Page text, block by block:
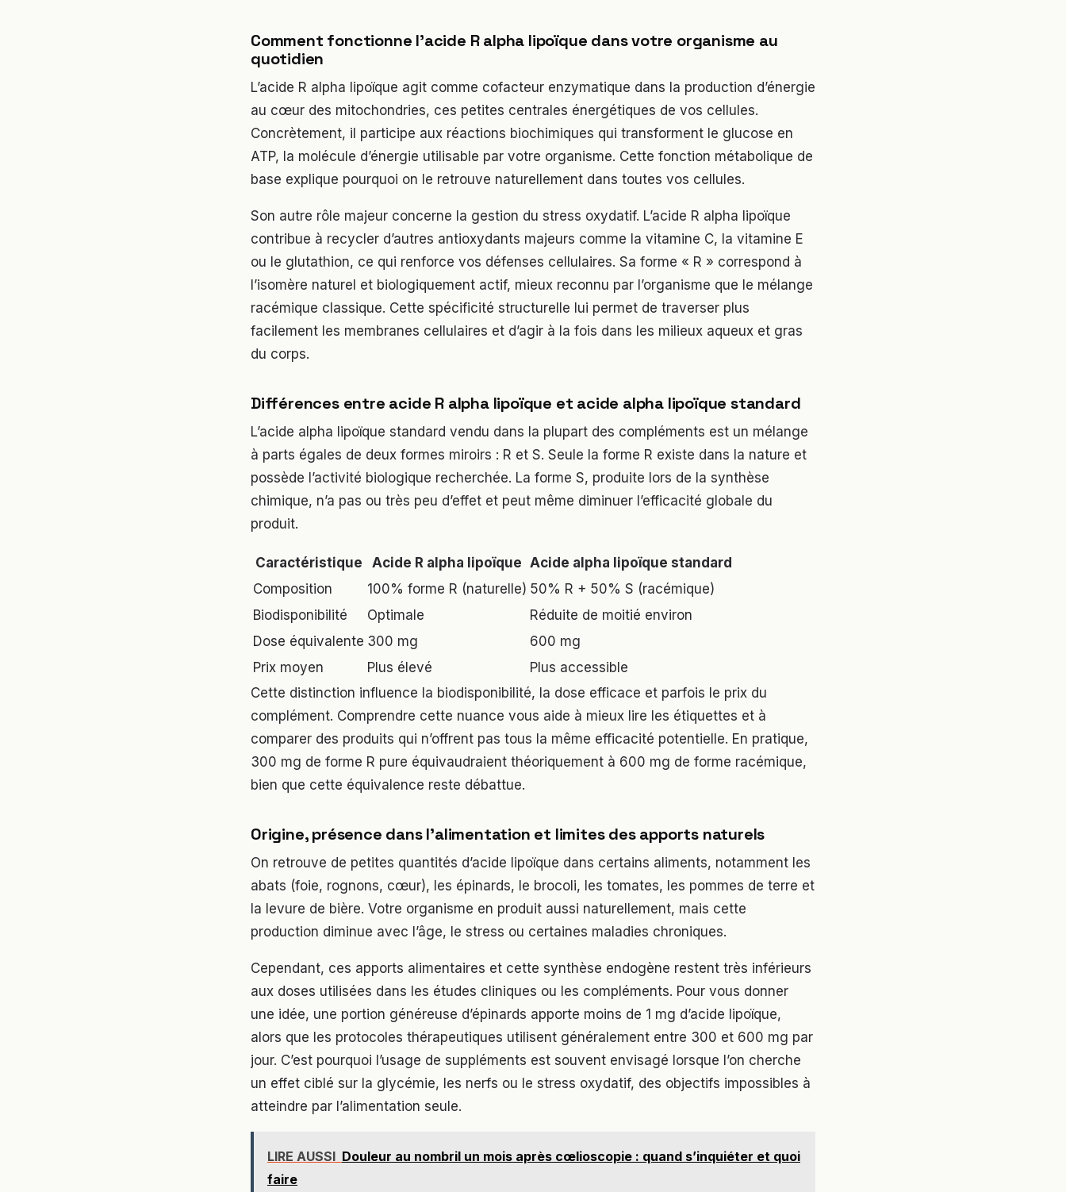
Comment fonctionne l’acide R alpha lipoïque dans votre organisme au
quotidien
L’acide R alpha lipoïque agit comme cofacteur enzymatique dans la production d’énergie
au cœur des mitochondries, ces petites centrales énergétiques de vos cellules.
Concrètement, il participe aux réactions biochimiques qui transforment le glucose en
ATP, la molécule d’énergie utilisable par votre organisme. Cette fonction métabolique de
base explique pourquoi on le retrouve naturellement dans toutes vos cellules.
Son autre rôle majeur concerne la gestion du stress oxydatif. L’acide R alpha lipoïque
contribue à recycler d’autres antioxydants majeurs comme la vitamine C, la vitamine E
ou le glutathion, ce qui renforce vos défenses cellulaires. Sa forme « R » correspond à
l’isomère naturel et biologiquement actif, mieux reconnu par l’organisme que le mélange
racémique classique. Cette spécificité structurelle lui permet de traverser plus
facilement les membranes cellulaires et d’agir à la fois dans les milieux aqueux et gras
du corps.
Différences entre acide R alpha lipoïque et acide alpha lipoïque standard
L’acide alpha lipoïque standard vendu dans la plupart des compléments est un mélange
à parts égales de deux formes miroirs : R et S. Seule la forme R existe dans la nature et
possède l’activité biologique recherchée. La forme S, produite lors de la synthèse
chimique, n’a pas ou très peu d’effet et peut même diminuer l’efficacité globale du
produit.
Caractéristique Acide R alpha lipoïque Acide alpha lipoïque standard
Composition
100% forme R (naturelle) 50% R + 50% S (racémique)
Biodisponibilité
Optimale
Réduite de moitié environ
Dose équivalente 300 mg
600 mg
Prix moyen
Plus élevé
Plus accessible
Cette distinction influence la biodisponibilité, la dose efficace et parfois le prix du
complément. Comprendre cette nuance vous aide à mieux lire les étiquettes et à
comparer des produits qui n’offrent pas tous la même efficacité potentielle. En pratique,
300 mg de forme R pure équivaudraient théoriquement à 600 mg de forme racémique,
bien que cette équivalence reste débattue.
Origine, présence dans l’alimentation et limites des apports naturels
On retrouve de petites quantités d’acide lipoïque dans certains aliments, notamment les
abats (foie, rognons, cœur), les épinards, le brocoli, les tomates, les pommes de terre et
la levure de bière. Votre organisme en produit aussi naturellement, mais cette
production diminue avec l’âge, le stress ou certaines maladies chroniques.
Cependant, ces apports alimentaires et cette synthèse endogène restent très inférieurs
aux doses utilisées dans les études cliniques ou les compléments. Pour vous donner
une idée, une portion généreuse d’épinards apporte moins de 1 mg d’acide lipoïque,
alors que les protocoles thérapeutiques utilisent généralement entre 300 et 600 mg par
jour. C’est pourquoi l’usage de suppléments est souvent envisagé lorsque l’on cherche
un effet ciblé sur la glycémie, les nerfs ou le stress oxydatif, des objectifs impossibles à
atteindre par l’alimentation seule.
LIRE AUSSI Douleur au nombril un mois après cœlioscopie : quand s’inquiéter et quoi
faire